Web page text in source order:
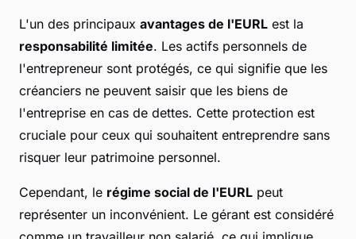
L'un des principaux avantages de l'EURL est la
responsabilité limitée. Les actifs personnels de
l'entrepreneur sont protégés, ce qui signifie que les
créanciers ne peuvent saisir que les biens de
l'entreprise en cas de dettes. Cette protection est
cruciale pour ceux qui souhaitent entreprendre sans
risquer leur patrimoine personnel.
Cependant, le régime social de l'EURL peut
représenter un inconvénient. Le gérant est considéré